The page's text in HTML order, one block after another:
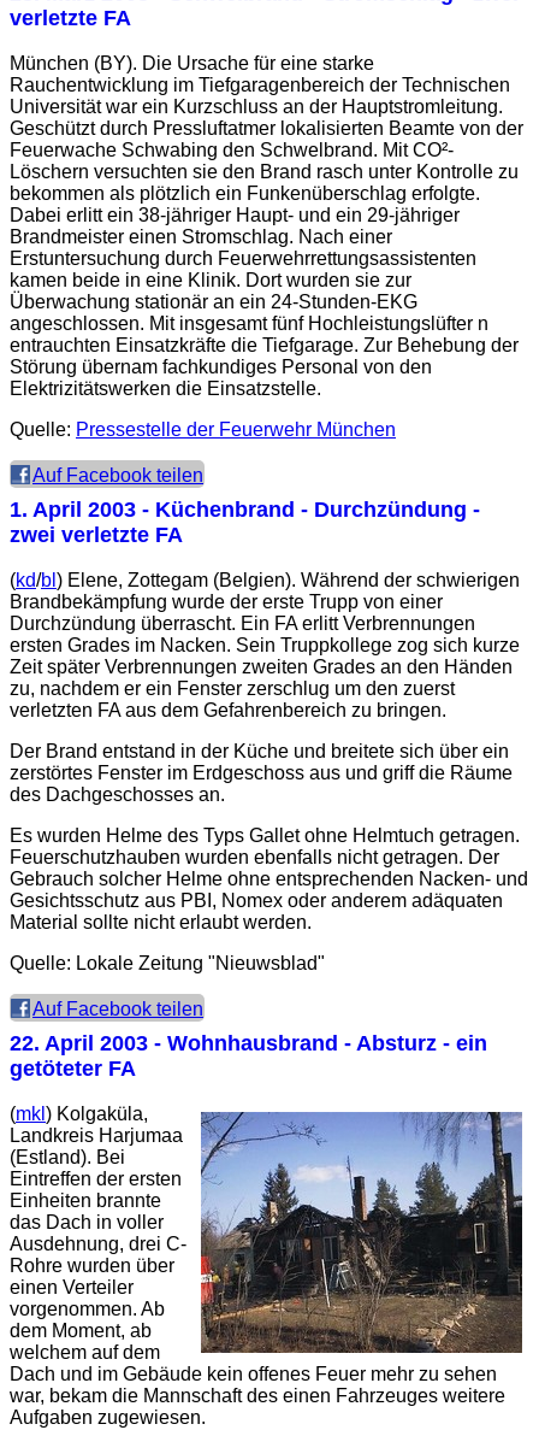
verletzte FA
München (BY). Die Ursache für eine starke
Rauchentwicklung im Tiefgaragenbereich der Technischen
Universität war ein Kurzschluss an der Hauptstromleitung.
Geschützt durch Pressluftatmer lokalisierten Beamte von der
Feuerwache Schwabing den Schwelbrand. Mit CO²-
Löschern versuchten sie den Brand rasch unter Kontrolle zu
bekommen als plötzlich ein Funkenüberschlag erfolgte.
Dabei erlitt ein 38-jähriger Haupt- und ein 29-jähriger
Brandmeister einen Stromschlag. Nach einer
Erstuntersuchung durch Feuerwehrrettungsassistenten
kamen beide in eine Klinik. Dort wurden sie zur
Überwachung stationär an ein 24-Stunden-EKG
angeschlossen. Mit insgesamt fünf Hochleistungslüfter n
entrauchten Einsatzkräfte die Tiefgarage. Zur Behebung der
Störung übernam fachkundiges Personal von den
Elektrizitätswerken die Einsatzstelle.
Quelle: Pressestelle der Feuerwehr München
Auf Facebook teilen
1. April 2003 - Küchenbrand - Durchzündung -
zwei verletzte FA
(kd/bl ) Elene, Zottegam (Belgien). Während der schwierigen
Brandbekämpfung wurde der erste Trupp von einer
Durchzündung überrascht. Ein FA erlitt Verbrennungen
ersten Grades im Nacken. Sein Truppkollege zog sich kurze
Zeit später Verbrennungen zweiten Grades an den Händen
zu, nachdem er ein Fenster zerschlug um den zuerst
verletzten FA aus dem Gefahrenbereich zu bringen.
Der Brand entstand in der Küche und breitete sich über ein
zerstörtes Fenster im Erdgeschoss aus und griff die Räume
des Dachgeschosses an.
Es wurden Helme des Typs Gallet ohne Helmtuch getragen.
Feuerschutzhauben wurden ebenfalls nicht getragen. Der
Gebrauch solcher Helme ohne entsprechenden Nacken- und
Gesichtsschutz aus PBI, Nomex oder anderem adäquaten
Material sollte nicht erlaubt werden.
Quelle: Lokale Zeitung "Nieuwsblad"
Auf Facebook teilen
22. April 2003 - Wohnhausbrand - Absturz - ein
getöteter FA
(mkl ) Kolgaküla,
Landkreis Harjumaa
(Estland). Bei
Eintreffen der ersten
Einheiten brannte
das Dach in voller
Ausdehnung, drei C-
Rohre wurden über
einen Verteiler
vorgenommen. Ab
dem Moment, ab
welchem auf dem
Dach und im Gebäude kein offenes Feuer mehr zu sehen
war, bekam die Mannschaft des einen Fahrzeuges weitere
Aufgaben zugewiesen.